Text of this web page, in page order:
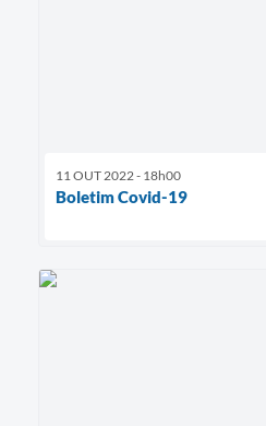
11 OUT 2022 - 18h00
Boletim Covid-19